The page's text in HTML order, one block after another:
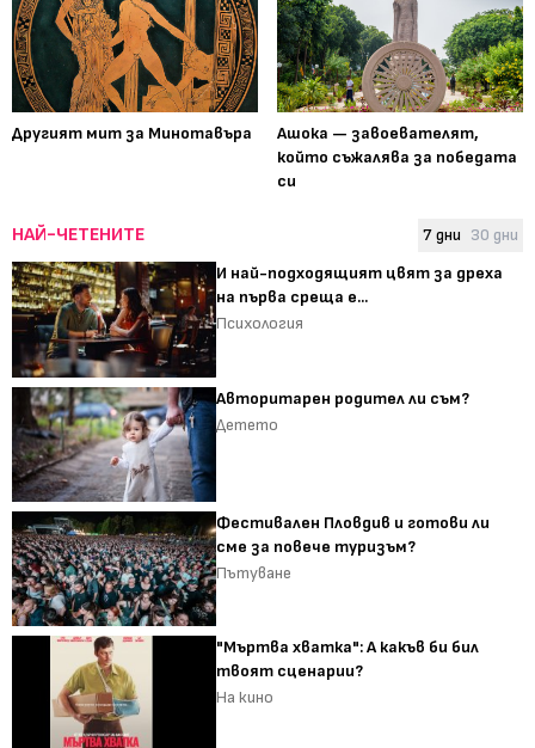
Другият мит за Минотавъра
Ашока — завоевателят,
който съжалява за победата
си
НАЙ-ЧЕТЕНИТЕ 7 дни 30 дни
И най-подходящият цвят за дреха
на първа среща е...
Психология
Авторитарен родител ли съм?
Детето
Фестивален Пловдив и готови ли
сме за повече туризъм?
Пътуване
"Мъртва хватка": А какъв би бил
твоят сценарии?
На кино